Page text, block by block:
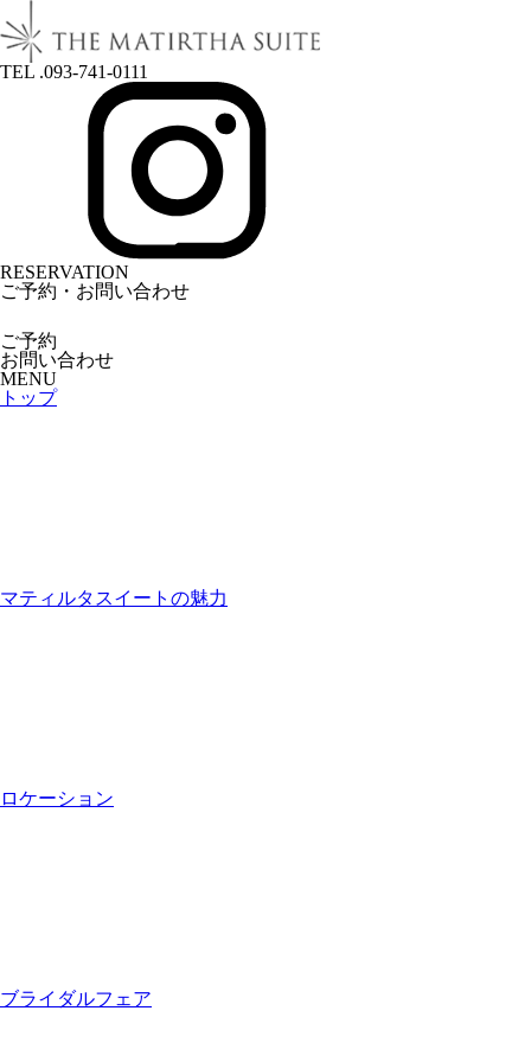
TEL .093-741-0111
RESERVATION
ご予約・お問い合わせ
ご予約
お問い合わせ
MENU
トップ
マティルタスイートの魅力
ロケーション
ブライダルフェア